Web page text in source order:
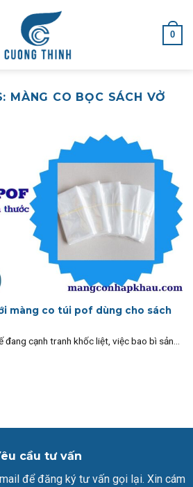
0
MÀNG CO BỌC SÁCH VỞ
màng co túi pof dùng cho sách
cạnh tranh khốc liệt, việc bao bì sản...
cầu tư vấn
để đăng ký tư vấn gọi lại. Xin cám